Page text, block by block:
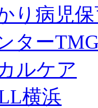
り病児
ター
ルケア
横浜